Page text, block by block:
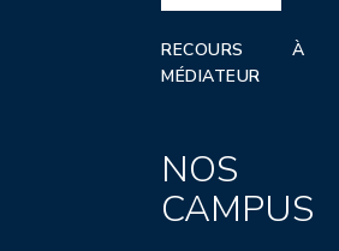
RECOURS À
MÉDIATEUR
NOS
CAMPUS